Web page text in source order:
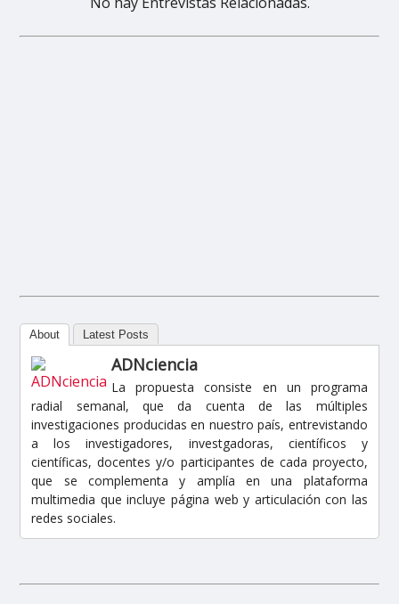
About Latest Posts
ADNciencia
La propuesta consiste en un programa
radial semanal, que da cuenta de las múltiples
investigaciones producidas en nuestro país, entrevistando
a los investigadores, investgadoras, científicos y
científicas, docentes y/o participantes de cada proyecto,
que se complementa y amplía en una plataforma
multimedia que incluye página web y articulación con las
redes sociales.